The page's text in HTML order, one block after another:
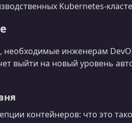
необходимые инженерам
выйти на новый уровень
контейнеров: что это